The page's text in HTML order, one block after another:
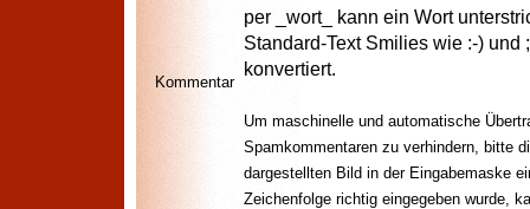
Kommentar
per _wort_ kann ein Wort
Standard-Text Smilies wie :-) und
konvertiert.
Um maschinelle und automatische
Spamkommentaren zu verhindern, bitte
dargestellten Bild in der Eingabemaske
Zeichenfolge richtig eingegeben wurde,